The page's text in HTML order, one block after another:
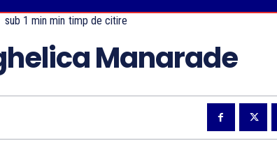
sub 1 min min timp de citire
Manarade